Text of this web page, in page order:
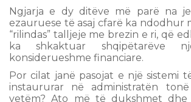
Ngjarja e dy ditëve më parë na
ezauruese të asaj cfarë ka ndodhur
“rilindas” talljeje me brezin e ri, që
ka shkaktuar shqipëtarëve
konsiderueshme financiare.
Por cilat janë pasojat e një sistemi
instaururar në administratën
vetëm? Ato më të dukshmet